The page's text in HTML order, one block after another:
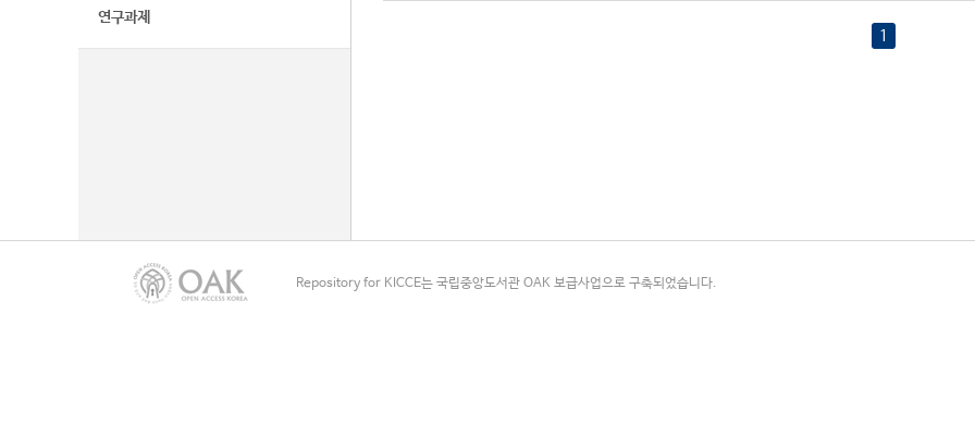
연구과제
1
Repository for KICCE는 국립중앙도서관 OAK 보급사업으로 구축되었습니다.